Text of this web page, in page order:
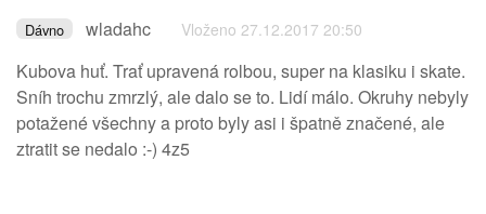
Dávno wladahc Vloženo 27.12.2017 20:50
Kubova huť. Trať upravená rolbou, super na klasiku i skate.
Sníh trochu zmrzlý, ale dalo se to. Lidí málo. Okruhy nebyly
potažené všechny a proto byly asi i špatně značené, ale
ztratit se nedalo :-) 4z5